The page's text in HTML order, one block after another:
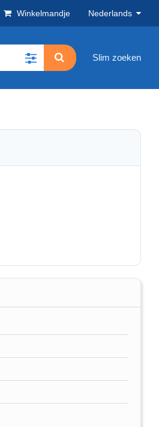
Winkelmandje Nederlands
Slim zoeken